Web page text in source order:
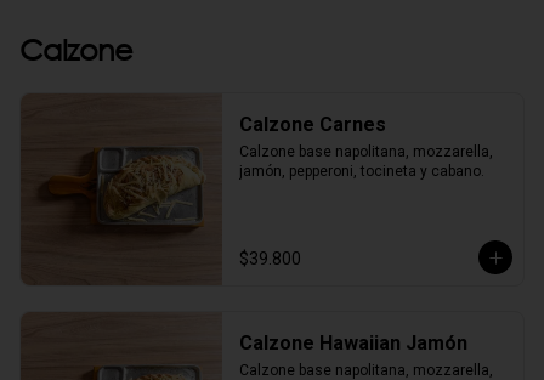
Calzone
Calzone Carnes
Calzone base napolitana, mozzarella,
jamón, pepperoni, tocineta y cabano.
$39.800
Calzone Hawaiian Jamón
Calzone base napolitana, mozzarella,